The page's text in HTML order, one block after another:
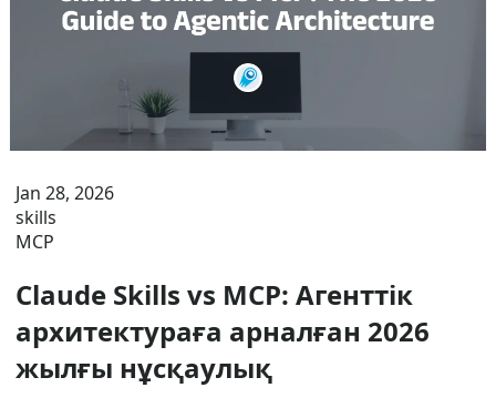
Jan 28, 2026
skills
MCP
Claude Skills vs MCP: Агенттік
архитектураға арналған 2026
жылғы нұсқаулық